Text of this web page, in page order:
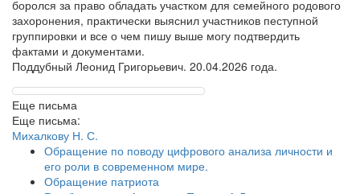
боролся за право обладать участком для семейного родового
захоронения, практически выяснил участников пеступной
группировки и все о чем пишу выше могу подтвердить
фактами и документами.
Поддубный Леонид Григорьевич. 20.04.2026 года.
Еще письма
Еще письма:
Михалкову Н. С.
Обращение по поводу цифрового анализа личности и
его роли в современном мире.
Обращение патриота